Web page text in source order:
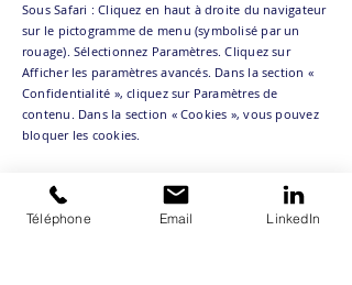
Sous Safari : Cliquez en haut à droite du navigateur
sur le pictogramme de menu (symbolisé par un
rouage). Sélectionnez Paramètres. Cliquez sur
Afficher les paramètres avancés. Dans la section «
Confidentialité », cliquez sur Paramètres de
contenu. Dans la section « Cookies », vous pouvez
bloquer les cookies.
navigateur sur le pictogramme de menu (symbolisé
par trois lignes horizontales). Sélectionnez
Téléphone Email LinkedIn